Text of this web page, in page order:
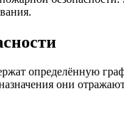
определённую
они